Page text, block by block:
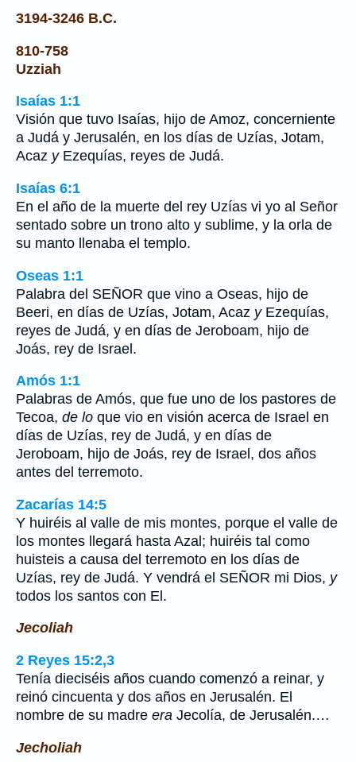
3194-3246 B.C.
810-758
Uzziah
Isaías 1:1
Visión que tuvo Isaías, hijo de Amoz, concerniente
a Judá y Jerusalén, en los días de Uzías, Jotam,
Acaz yEzequías, reyes de Judá.
Isaías 6:1
En el año de la muerte del rey Uzías vi yo al Señor
sentado sobre un trono alto y sublime, y la orla de
su manto llenaba el templo.
Oseas 1:1
Palabra del SEÑOR que vino a Oseas, hijo de
Beeri, en días de Uzías, Jotam, Acaz yEzequías,
reyes de Judá, y en días de Jeroboam, hijo de
Joás, rey de Israel.
Amós 1:1
Palabras de Amós, que fue uno de los pastores de
Tecoa, de lo que vio en visión acerca de Israel en
días de Uzías, rey de Judá, y en días de
Jeroboam, hijo de Joás, rey de Israel, dos años
antes del terremoto.
Zacarías 14:5
Y huiréis al valle de mis montes, porque el valle de
los montes llegará hasta Azal; huiréis tal como
huisteis a causa del terremoto en los días de
Uzías, rey de Judá. Y vendrá el SEÑOR mi Dios, y
todos los santos con El.
Jecoliah
2 Reyes 15:2,3
Tenía dieciséis años cuando comenzó a reinar, y
reinó cincuenta y dos años en Jerusalén. El
nombre de su madre era Jecolía, de Jerusalén.…
Jecholiah